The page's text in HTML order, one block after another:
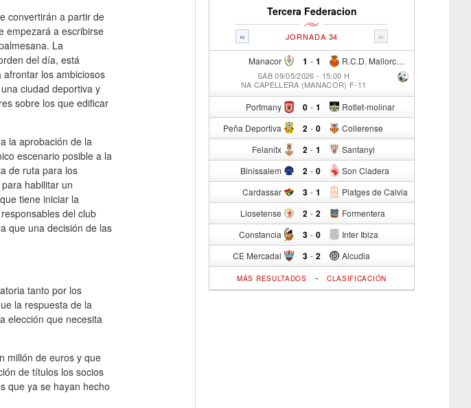
convertirán a partir de
empezará a escribirse
La
del día, está
los ambiciosos
ciudad deportiva y
sobre los que edificar
la aprobación de la
escenario posible a la
de ruta para los
habilitar un
tiene iniciar la
del club
que una decisión de las
tanto por los
la respuesta de la
elección que necesita
millón de euros y que
de títulos los socios
que ya se hayan hecho
Tercera Federacion
« »
JORNADA 34
Manacor 1 - R.C.D. Mallorca Sad "B"
1
SÁB 09/05/2026 - 15:00 H
NA CAPELLERA (MANACOR) F-11
Portmany 0 - Rotlet-molinar
1
Peña Deportiva 2 - Collerense
0
Felanitx 2 - Santanyi
1
Binissalem 2 - Son Cladera
0
Cardassar 3 - Platges de Calvia
1
Llosetense 2 - Formentera
2
Constancia 3 - Inter Ibiza
0
CE Mercadal 3 - Alcudia
2
MÁS RESULTADOS - CLASIFICACIÓN